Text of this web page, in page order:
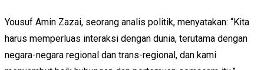
Yousuf Amin Zazai, seorang analis politik, menyatakan: “Kita
harus memperluas interaksi dengan dunia, terutama dengan
negara-negara regional dan trans-regional, dan kami